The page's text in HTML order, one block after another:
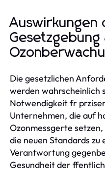
Auswirkungen
Gesetzgebung
Die gesetzlichen
werden wahrscheinlich
Notwendigkeit fr
Unternehmen, die auf
Ozonmessgerte
die neuen Standards zu
Verantwortung
Gesundheit der